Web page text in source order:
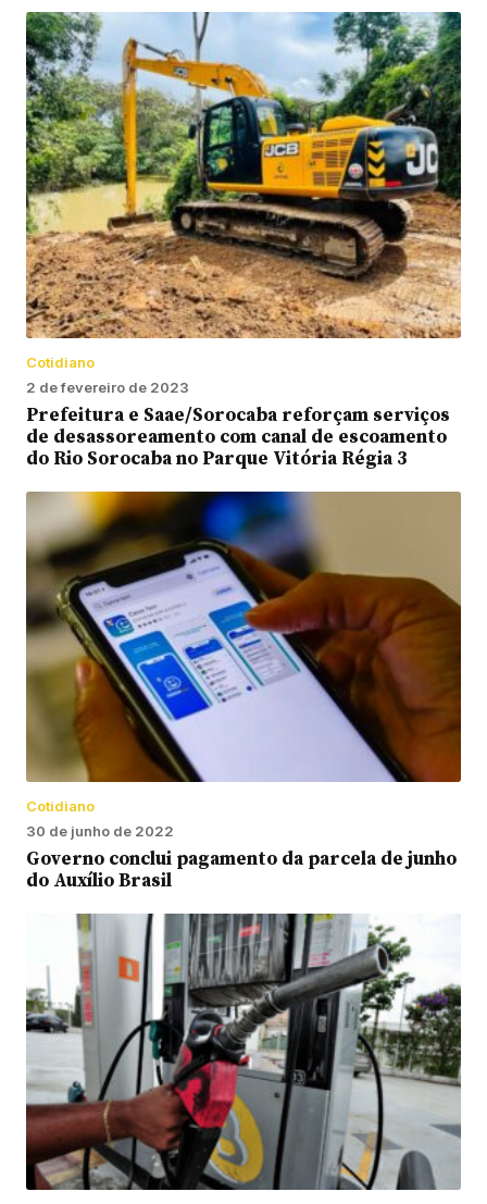
Cotidiano
2 de fevereiro de 2023
Prefeitura e Saae/Sorocaba reforçam serviços
de desassoreamento com canal de escoamento
do Rio Sorocaba no Parque Vitória Régia 3
Cotidiano
30 de junho de 2022
Governo conclui pagamento da parcela de junho
do Auxílio Brasil